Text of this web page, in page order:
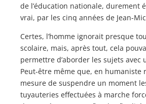
de l’éducation nationale, durement
vrai, par les cinq années de Jean-
Certes, l’homme ignorait presque
scolaire, mais, après tout, cela
permettre d’aborder les sujets avec
Peut-être même que, en humaniste
mesure de suspendre un moment
tuyauteries effectuées à marche